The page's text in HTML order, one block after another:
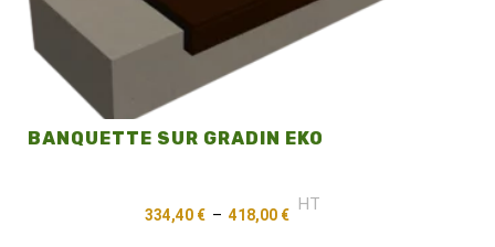
BANQUETTE SUR GRADIN EKO
334,40 € – 418,00 €
HT